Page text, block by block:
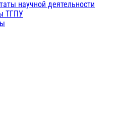
научной деятельности
ТГПУ